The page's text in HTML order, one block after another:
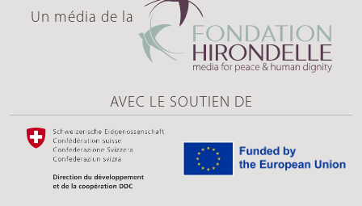
Un média de la
AVEC LE SOUTIEN DE